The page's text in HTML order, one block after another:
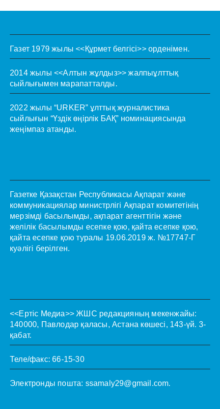
Газет 1979 жылы <<Құрмет белгісі>> орденімен.
2014 жылы <<Алтын жұлдыз>> жалпыұлттық
сыйлығымен марапатталды.
2022 жылы “URKER” ұлттық журналистика
сыйлығын “Үздік өңірлік БАҚ” номинациясында
жеңімпаз атанды.
Газетке Қазақстан Республикасы Ақпарат және
коммуникациялар министрлігі Ақпарат комитетінің
мерзімді басылымды, ақпарат агенттігін және
желілік басылымды есепке қою, қайта есепке қою,
қайта есепке қою туралы 19.06.2019 ж. №17747-Г
куәлігі берілген.
<<Ертіс Медиа>> ЖШС редакцияның мекенжайы:
140000, Павлодар қаласы, Астана көшесі, 143-үй. 3-
қабат.
Теле/факс: 66-15-30
Электронды пошта: ssamaly29@gmail.com.